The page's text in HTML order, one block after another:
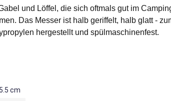
und Löffel, die sich oftmals gut im
Das Messer ist halb geriffelt, halb glatt -
hergestellt und spülmaschinenfest.
cm